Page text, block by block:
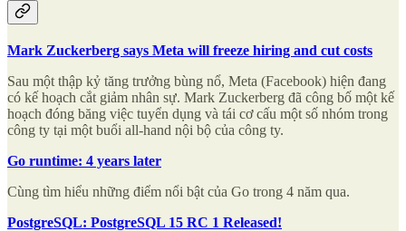
Mark Zuckerberg says Meta will freeze hiring and cut costs
Sau một thập kỷ tăng trưởng bùng nổ, Meta (Facebook) hiện đang
có kế hoạch cắt giảm nhân sự. Mark Zuckerberg đã công bố một kế
hoạch đóng băng việc tuyển dụng và tái cơ cấu một số nhóm trong
công ty tại một buổi all-hand nội bộ của công ty.
Go runtime: 4 years later
Cùng tìm hiểu những điểm nổi bật của Go trong 4 năm qua.
PostgreSQL: PostgreSQL 15 RC 1 Released!